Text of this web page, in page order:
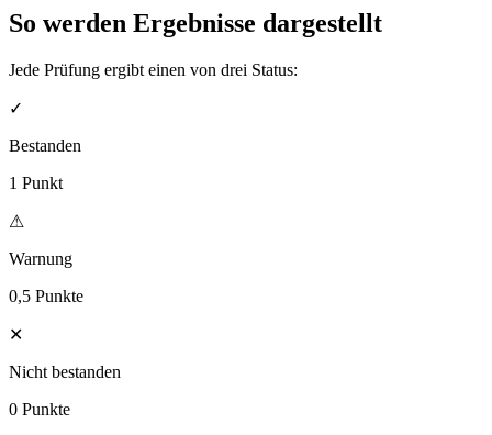
So werden Ergebnisse dargestellt
Jede Prüfung ergibt einen von drei Status:
✓
Bestanden
1 Punkt
⚠
Warnung
0,5 Punkte
✕
Nicht bestanden
0 Punkte